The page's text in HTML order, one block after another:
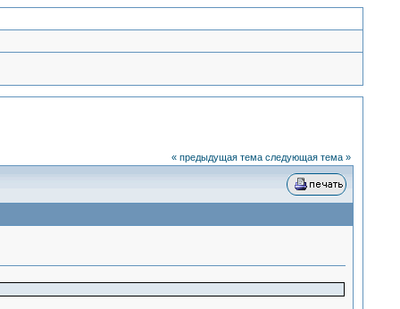
« предыдущая тема следующая тема »